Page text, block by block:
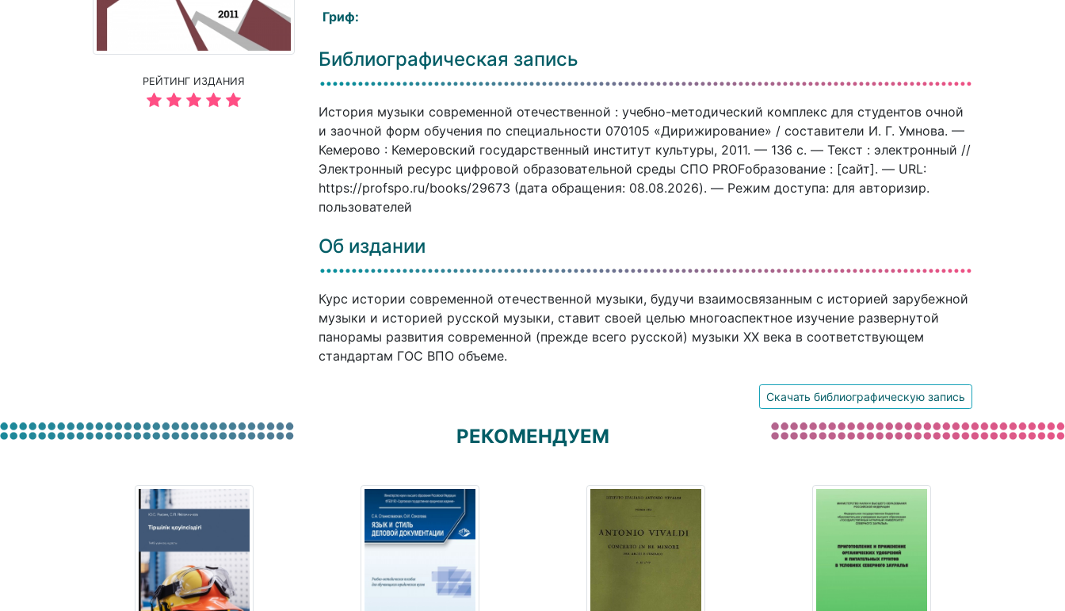
РЕЙТИНГ ИЗДАНИЯ
Гриф:
Библиографическая запись
История музыки современной отечественной : учебно-методический комплекс для студентов очной
и заочной форм обучения по специальности 070105 «Дирижирование» / составители И. Г. Умнова. —
Кемерово : Кемеровский государственный институт культуры, 2011. — 136 c. — Текст : электронный //
Электронный ресурс цифровой образовательной среды СПО PROFобразование : [сайт]. — URL:
https://profspo.ru/books/29673 (дата обращения: 08.08.2026). — Режим доступа: для авторизир.
пользователей
Об издании
Курс истории современной отечественной музыки, будучи взаимосвязанным с историей зарубежной
музыки и историей русской музыки, ставит своей целью многоаспектное изучение развернутой
панорамы развития современной (прежде всего русской) музыки ХХ века в соответствующем
стандартам ГОС ВПО объеме.
Скачать библиографическую запись
РЕКОМЕНДУЕМ